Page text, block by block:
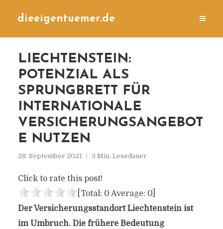
dieeigentuemer.de
LIECHTENSTEIN:
POTENZIAL ALS
SPRUNGBRETT FÜR
INTERNATIONALE
VERSICHERUNGSANGEBOT
E NUTZEN
28. September 2021 3 Min. Lesedauer
Click to rate this post!
[Total: 0 Average: 0]
Der Versicherungsstandort Liechtenstein ist
im Umbruch. Die frühere Bedeutung